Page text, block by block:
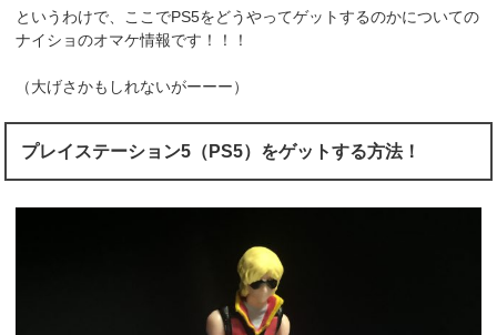
というわけで、ここでPS5をどうやってゲットするのかについての
ナイショのオマケ情報です！！！
（大げさかもしれないがーーー）
プレイステーション5（PS5）をゲットする方法！